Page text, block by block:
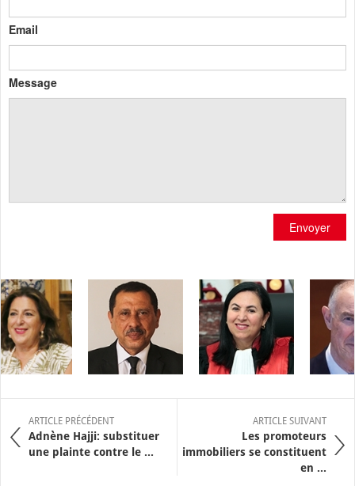
Email
Message
Envoyer
ARTICLE PRÉCÉDENT
Adnène Hajji: substituer
une plainte contre le ...
ARTICLE SUIVANT
Les promoteurs
immobiliers se constituent
en ...